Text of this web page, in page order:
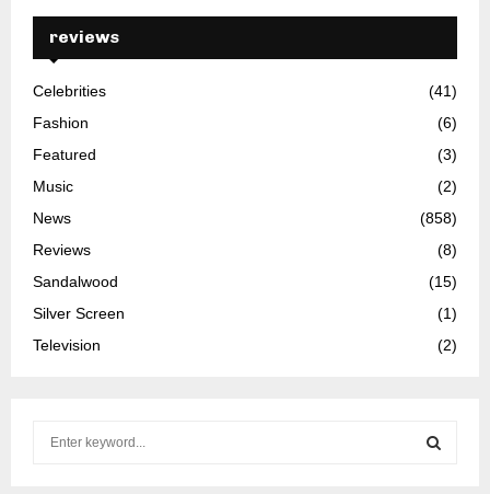
reviews
Celebrities
(41)
Fashion
(6)
Featured
(3)
Music
(2)
News
(858)
Reviews
(8)
Sandalwood
(15)
Silver Screen
(1)
Television
(2)